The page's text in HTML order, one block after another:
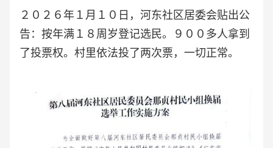
２０２６年１月１０日，河东社区居委会贴出公
告：按年满１８周岁登记选民。９００多人拿到
了投票权。村里依法投了两次票，一切正常。